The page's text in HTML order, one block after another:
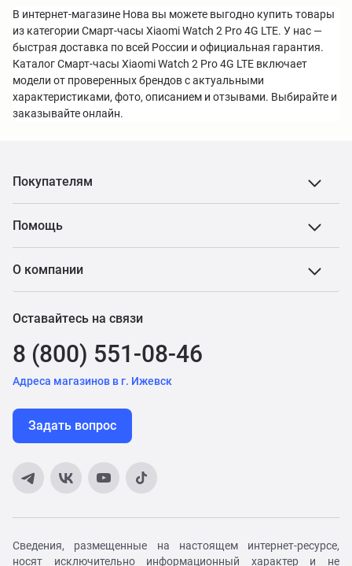
В интернет-магазине Нова вы можете выгодно купить товары
из категории Смарт-часы Xiaomi Watch 2 Pro 4G LTE. У нас —
быстрая доставка по всей России и официальная гарантия.
Каталог Смарт-часы Xiaomi Watch 2 Pro 4G LTE включает
модели от проверенных брендов с актуальными
характеристиками, фото, описанием и отзывами. Выбирайте и
заказывайте онлайн.
Покупателям
Помощь
О компании
Оставайтесь на связи
8 (800) 551-08-46
Адреса магазинов в г. Ижевск
Задать вопрос
Сведения, размещенные на настоящем интернет-ресурсе,
носят исключительно информационный характер и не